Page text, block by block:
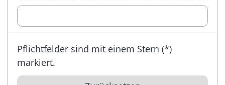
Pflichtfelder sind mit einem Stern (*)
markiert.